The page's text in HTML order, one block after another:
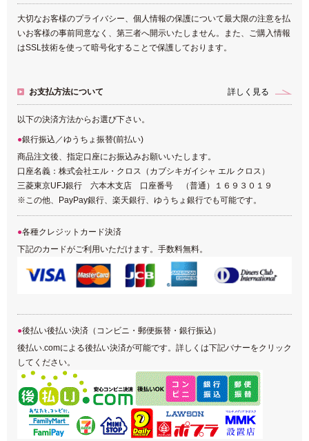
大切なお客様のプライバシー、個人情報の保護について最大限の注意を払
いお客様の事前同意なく、第三者へ開示いたしません。また、ご購入情報
はSSL技術を使って暗号化することで保護しております。
お支払方法について 詳しく見る
以下の決済方法からお選び下さい。
銀行振込／ゆうちょ振替(前払い)
商品注文後、指定口座にお振込みお願いいたします。
口座名義：株式会社エル・クロス（カブシキガイシャ エル クロス）
三菱東京UFJ銀行 六本木支店 口座番号 （普通）１６９３０１９
※この他、PayPay銀行、楽天銀行、ゆうちょ銀行でも可能です。
各種クレジットカード決済
下記のカードがご利用いただけます。手数料無料。
後払い後払い決済（コンビニ・郵便振替・銀行振込）
後払い.comによる後払い決済が可能です。詳しくは下記バナーをクリック
してください。